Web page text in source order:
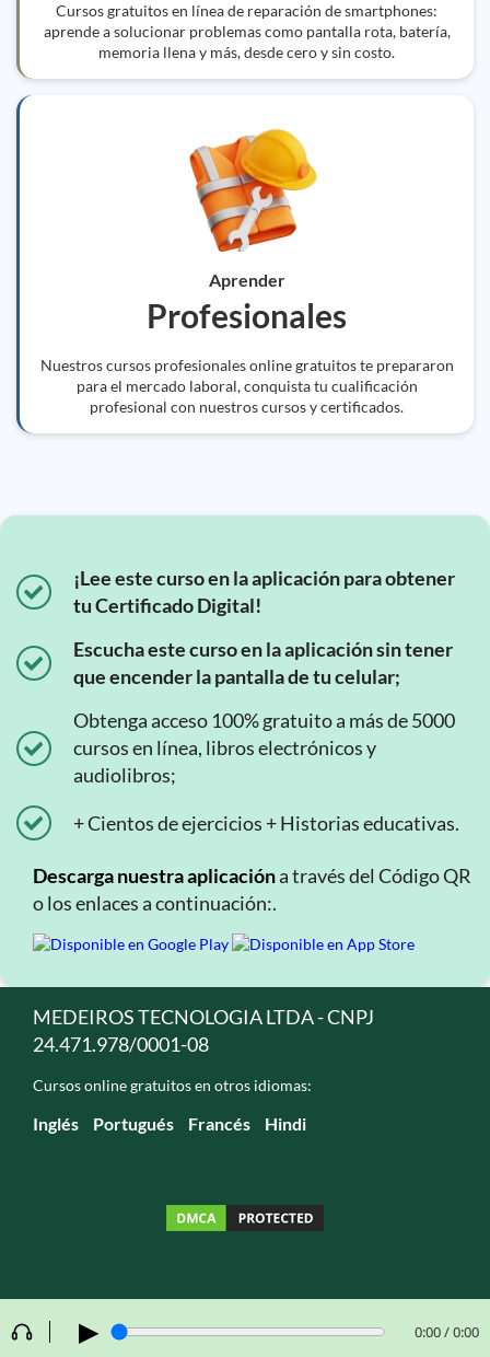
▶ 0:00 / 0:00
Cursos gratuitos en línea de reparación de smartphones:
aprende a solucionar problemas como pantalla rota, batería,
memoria llena y más, desde cero y sin costo.
Aprender
Profesionales
Nuestros cursos profesionales online gratuitos te prepararon
para el mercado laboral, conquista tu cualificación
profesional con nuestros cursos y certificados.
¡Lee este curso en la aplicación para obtener
tu Certificado Digital!
Escucha este curso en la aplicación sin tener
que encender la pantalla de tu celular;
Obtenga acceso 100% gratuito a más de 5000
cursos en línea, libros electrónicos y
audiolibros;
+ Cientos de ejercicios + Historias educativas.
Descarga nuestra aplicacióna través del Código QR
o los enlaces a continuación:.
MEDEIROS TECNOLOGIA LTDA - CNPJ
24.471.978/0001-08
Cursos online gratuitos en otros idiomas:
Inglés Portugués Francés Hindi